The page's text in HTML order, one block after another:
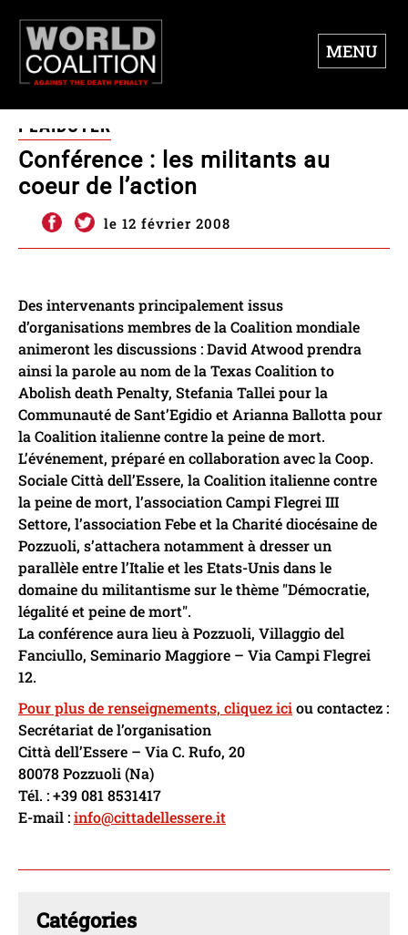
MENU
Conférence : les militants au
coeur de l’action
PLAIDOYER
le 12 février 2008
Des intervenants principalement issus
d’organisations membres de la Coalition mondiale
animeront les discussions : David Atwood prendra
ainsi la parole au nom de la Texas Coalition to
Abolish death Penalty, Stefania Tallei pour la
Communauté de Sant’Egidio et Arianna Ballotta pour
la Coalition italienne contre la peine de mort.
L’événement, préparé en collaboration avec la Coop.
Sociale Città dell’Essere, la Coalition italienne contre
la peine de mort, l’association Campi Flegrei III
Settore, l’association Febe et la Charité diocésaine de
Pozzuoli, s’attachera notamment à dresser un
parallèle entre l’Italie et les Etats-Unis dans le
domaine du militantisme sur le thème "Démocratie,
légalité et peine de mort".
La conférence aura lieu à Pozzuoli, Villaggio del
Fanciullo, Seminario Maggiore – Via Campi Flegrei
12.
Pour plus de renseignements, cliquez iciou contactez :
Secrétariat de l’organisation
Città dell’Essere – Via C. Rufo, 20
80078 Pozzuoli (Na)
Tél. : +39 081 8531417
E-mail :info@cittadellessere.it
Catégories